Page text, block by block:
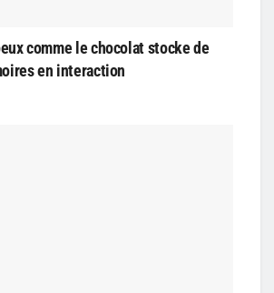
comme le chocolat stocke de
en interaction